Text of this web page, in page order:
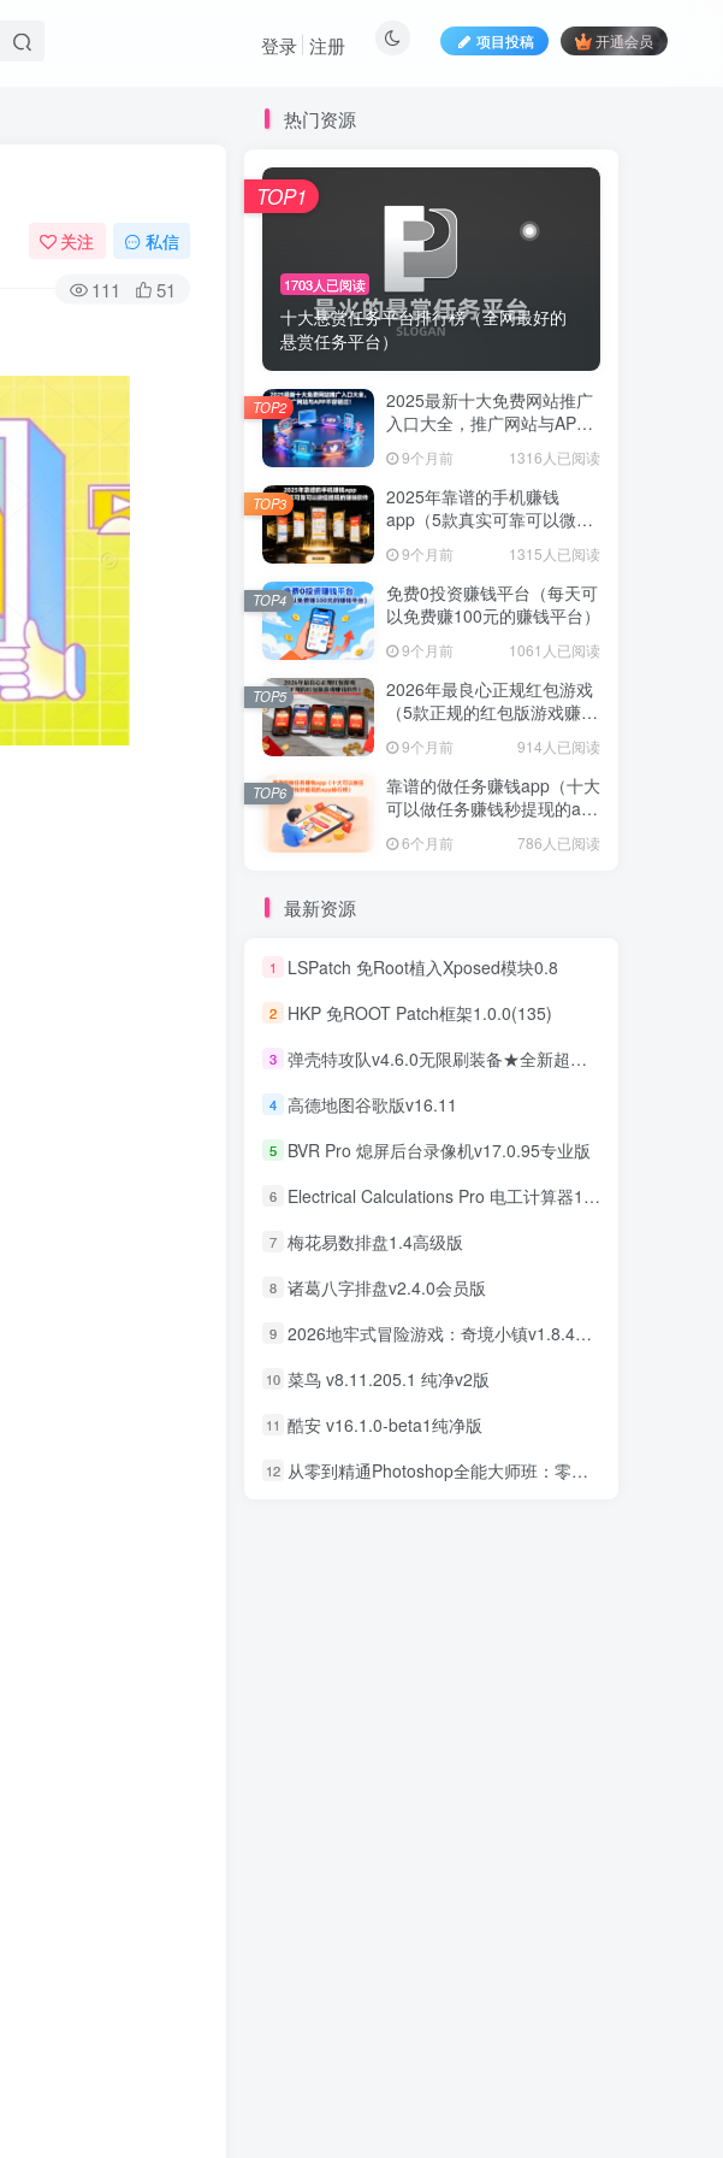
项目投稿 开通会员
登录 注册
关注 私信
111 51
热门资源
1703人已阅读
十大悬赏任务平台排行榜（全网最好的
悬赏任务平台）
TOP1
2025最新十大免费网站推广
入口大全，推广网站与APP
9个月前 1316人已阅读
TOP2
2025年靠谱的手机赚钱
app（5款真实可靠可以微信
9个月前 1315人已阅读
TOP3
免费0投资赚钱平台（每天可
以免费赚100元的赚钱平台）
9个月前 1061人已阅读
TOP4
2026年最良心正规红包游戏
（5款正规的红包版游戏赚钱
9个月前 914人已阅读
TOP5
靠谱的做任务赚钱app（十大
可以做任务赚钱秒提现的app
6个月前 786人已阅读
TOP6
最新资源
1 LSPatch 免Root植入Xposed模块0.8
2 HKP 免ROOT Patch框架1.0.0(135)
3 弹壳特攻队v4.6.0无限刷装备★全新超爽动作射击割草游戏
4 高德地图谷歌版v16.11
5 BVR Pro 熄屏后台录像机v17.0.95专业版
6 Electrical Calculations Pro 电工计算器11.0.5专业版
7 梅花易数排盘1.4高级版
8 诸葛八字排盘v2.4.0会员版
9 2026地牢式冒险游戏：奇境小镇v1.8.411完美版
10 菜鸟 v8.11.205.1 纯净v2版
11 酷安 v16.1.0-beta1纯净版
12 从零到精通Photoshop全能大师班：零基础学PS，直通商业设计变现